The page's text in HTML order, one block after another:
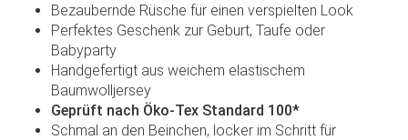
Bezaubernde Rüsche für einen verspielten Look
Perfektes Geschenk zur Geburt, Taufe oder
Babyparty
Handgefertigt aus weichem elastischem
Baumwolljersey
Geprüft nach Öko-Tex Standard 100*
Schmal an den Beinchen, locker im Schritt für